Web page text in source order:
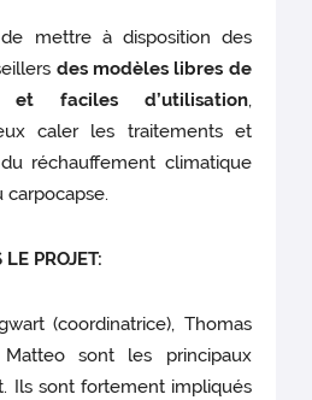
mettre à disposition des
des modèles libres de
et faciles d’utilisation,
caler les traitements et
du réchauffement climatique
carpocapse.
PROJET:
(coordinatrice), Thomas
sont les principaux
Ils sont fortement impliqués